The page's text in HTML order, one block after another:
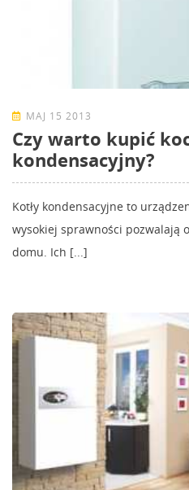
MAJ 15 2013
Czy warto kupić
kondensacyjny?
Kotły kondensacyjne to
wysokiej sprawności pozwalają
domu. Ich [...]